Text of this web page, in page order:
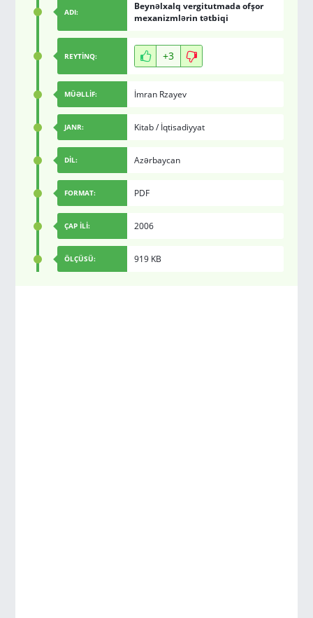
ADI:
Beynəlxalq vergitutmada ofşor
mexanizmlərin tətbiqi
REYTİNQ: +3
MÜƏLLİF: İmran Rzayev
JANR: Kitab/İqtisadiyyat
DİL: Azərbaycan
FORMAT: PDF
ÇAP İLİ: 2006
ÖLÇÜSÜ: 919 KB